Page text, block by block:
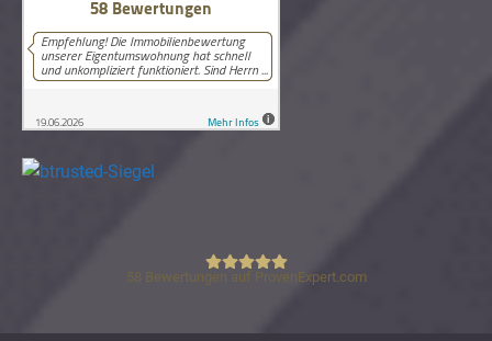
Lutz Schneider Immobilienbewertung
58 Bewertungen auf ProvenExpert.com